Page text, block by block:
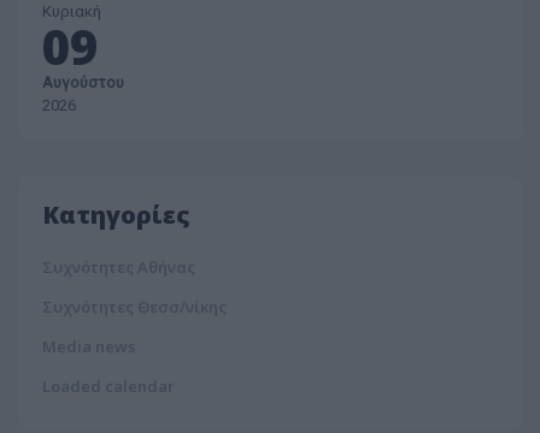
Κυριακή
09
Αυγούστου
2026
Κατηγορίες
Συχνότητες Αθήνας
Συχνότητες Θεσσ/νίκης
Media news
Loaded calendar